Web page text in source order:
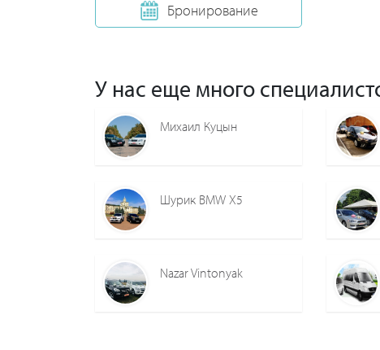
Бронирование
У нас еще много
Михаил Куцын
Шурик BMW X5
Nazar Vintonyak